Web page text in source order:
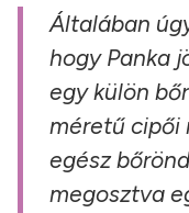
Általában
hogy Panka
egy külön
méretű cipői
egész
megosztva